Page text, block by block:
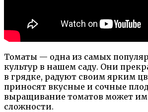
Томаты — одна из самых
культур в нашем саду. Они
в грядке, радуют своим ярким
приносят вкусные и сочные
выращивание томатов может
сложности.